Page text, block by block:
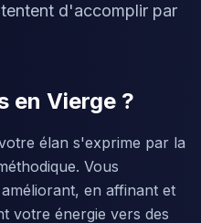
d'accomplir par
en Vierge ?
élan s'exprime par la
Vous
en affinant et
votre énergie vers des